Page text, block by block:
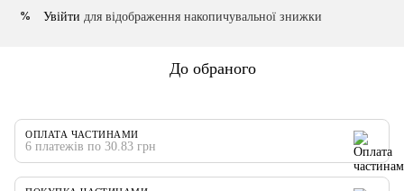
% Увійти для відображення накопичувальної знижки
До обраного
ОПЛАТА ЧАСТИНАМИ
6 платежів по 30.83 грн